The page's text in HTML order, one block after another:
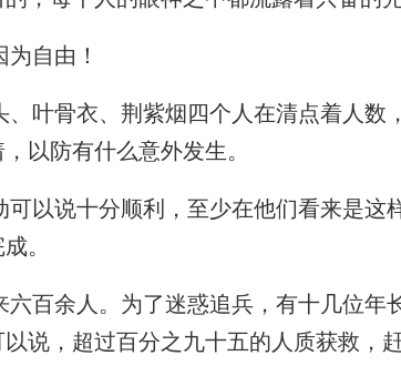
自由！
叶骨衣、荆紫烟四个人在清点着人数
以防有什么意外发生。
以说十分顺利，至少在他们看来是这
。
百余人。为了迷惑追兵，有十几位年
说，超过百分之九十五的人质获救，